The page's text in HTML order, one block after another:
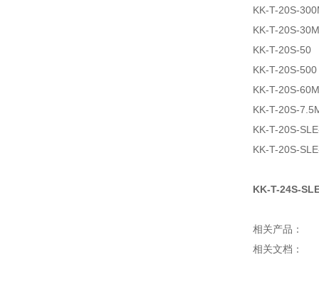
KK-T-20S-
KK-T-20S-30M
KK-T-20S-50
KK-T-20S-500
KK-T-20S-60M
KK-T-20S-
KK-T-20S-
KK-T-20S-
KK-T-24S-
相关产品：
相关文档：